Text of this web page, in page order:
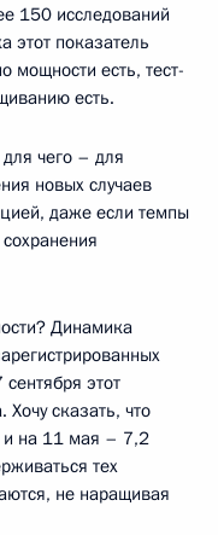
150 исследований
этот показатель
мощности есть, тест-
есть.
чего – для
новых случаев
даже если темпы
Динамика
этот
Хочу сказать, что
и на 11 мая – 7,2
тех
не наращивая